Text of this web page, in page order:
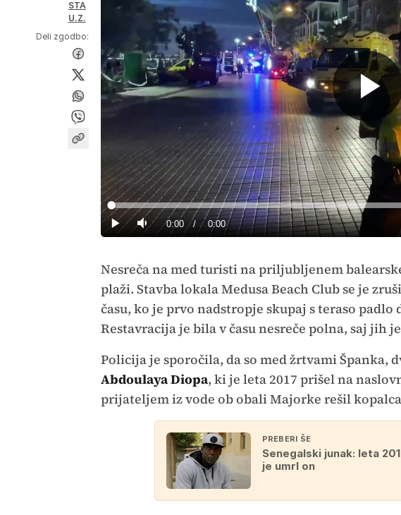
STA
U.Z.
Deli zgodbo:
Predvajaj
Tiho Current
0:00 / Duration
0:00
Loaded:
0%
Nesreča na med turisti na priljubljenem
plaži. Stavba lokala Medusa Beach Club se je
času, ko je prvo nadstropje skupaj s teraso
Restavracija je bila v času nesreče polna, saj jih
Policija je sporočila, da so med žrtvami Španka,
Abdoulaya Diopa, ki je leta 2017 prišel na
prijateljem iz vode ob obali Majorke rešil
PREBERI ŠE
Senegalski junak: leta
je umrl on